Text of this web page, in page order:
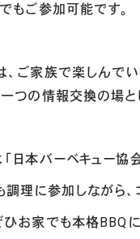
もご参加可能です。
ご家族で楽しんでい
つの情報交換の場
日本バーベキュー協
理に参加しながら、
お家でも本格BBQに